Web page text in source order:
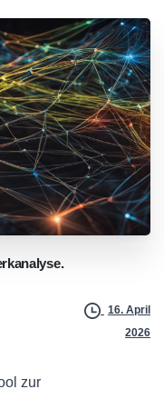
16. April
2026
zur